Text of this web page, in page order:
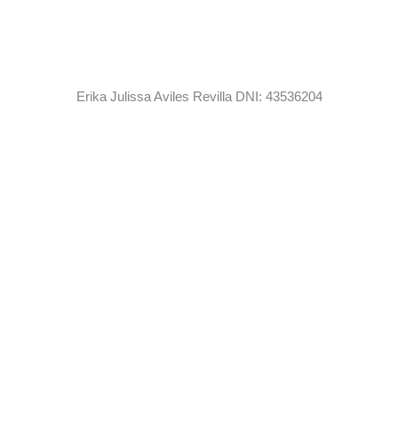
Erika Julissa Aviles Revilla DNI: 43536204